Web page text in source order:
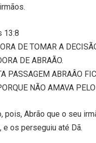
13:8
DE TOMAR A
DE ABRAÃO.
PASSAGEM ABRAÂO
NÃO AMAVA
pois, Abrão que o seu
e os perseguiu até Dã.